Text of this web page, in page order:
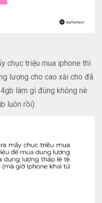
chục triệu mua iphone thì
lượng cho cao xài cho đã
làm gì đúng không nè
luôn rồi).